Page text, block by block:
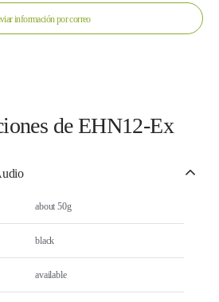
información por correo
de EHN12-Ex
about 50g
black
available